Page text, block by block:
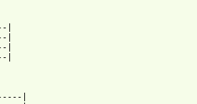
|
|
|
|
|